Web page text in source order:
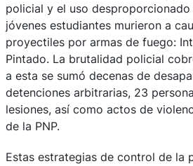
policial y el uso
jóvenes estudiantes murieron a
proyectiles por armas de fuego:
Pintado. La brutalidad policial
a esta se sumó decenas de
detenciones arbitrarias, 23
lesiones, así como actos de
de la PNP.
Estas estrategias de control de la